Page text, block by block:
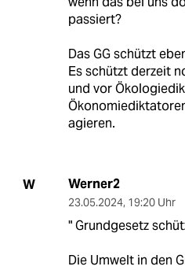
passiert?
Das GG schützt
Es schützt derzeit
und vor
agieren.
W Werner2
23.05.2024, 19:20 Uhr
" Grundgesetz
Die Umwelt in den